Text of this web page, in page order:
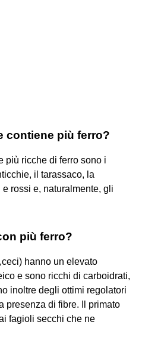
contiene più ferro?
più ricche di ferro sono i
il tarassaco, la
rossi e, naturalmente, gli
più ferro?
hanno un elevato
e sono ricchi di carboidrati,
inoltre degli ottimi regolatori
presenza di fibre. Il primato
fagioli secchi che ne